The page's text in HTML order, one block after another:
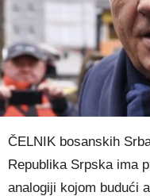
ČELNIK bosanskih
Republika Srpska ima
analogiji kojom budući